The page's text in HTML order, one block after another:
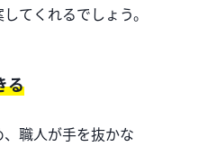
てくれるでしょう。
る
職人が手を抜かな